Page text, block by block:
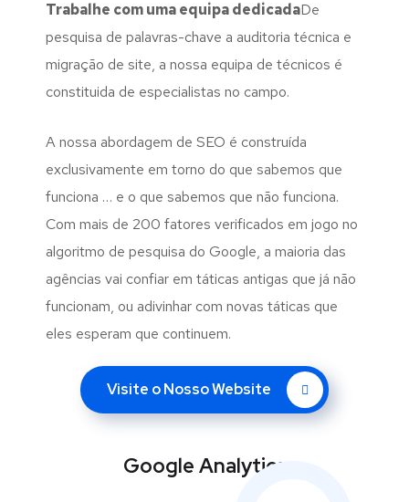
Trabalhe com umaequipa dedicadaDe
pesquisa de palavras-chave a auditoria técnica e
migração de site, a nossa equipa de técnicos é
constituida de especialistas no campo.
A nossa abordagem de SEO é construída
exclusivamente em torno do que sabemos que
funciona … e o que sabemos que não funciona.
Com mais de 200 fatores verificados em jogo no
algoritmo de pesquisa do Google, a maioria das
agências vai confiar em táticas antigas que já não
funcionam, ou adivinhar com novas táticas que
eles esperam que continuem.
Visite o Nosso Website
Google Analytics